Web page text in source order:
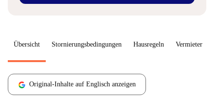
Übersicht Stornierungsbedingungen Hausregeln Vermieter
Original-Inhalte auf Englisch anzeigen